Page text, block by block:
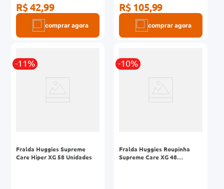
R$ 42,99
comprar agora
R$ 105,99
comprar agora
-11%
Fralda Huggies Supreme
Care Hiper XG 58 Unidades
-10%
Fralda Huggies Roupinha
Supreme Care XG 48